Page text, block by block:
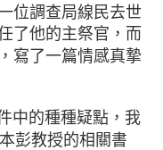
位調查局線民去世
了他的主祭官，而
寫了一篇情感真摯
中的種種疑點，我
彭教授的相關書